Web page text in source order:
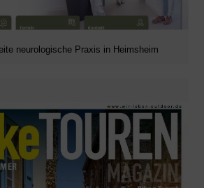
neurologische Praxis in Heimsheim